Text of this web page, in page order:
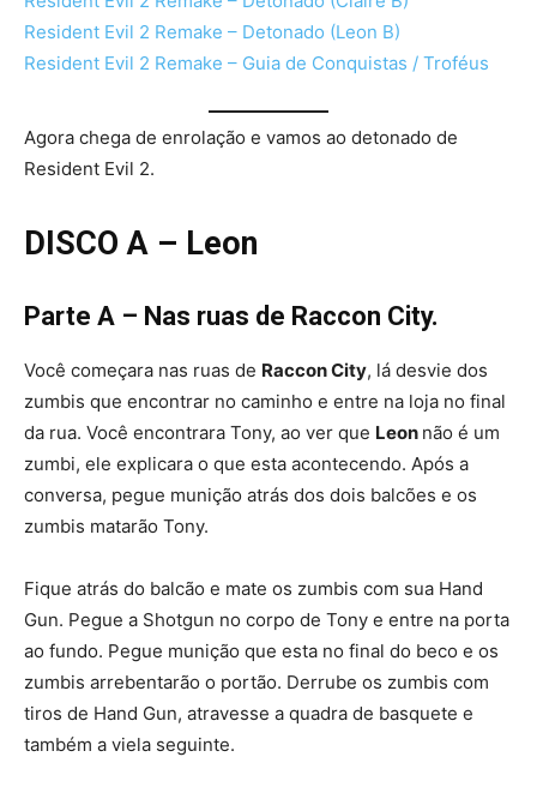
Resident Evil 2 Remake – Detonado (Leon B)
Resident Evil 2 Remake – Guia de Conquistas / Troféus
Agora chega de enrolação e vamos ao detonado de
Resident Evil 2.
DISCO A – Leon
Parte A – Nas ruas de Raccon City.
Você começara nas ruas de Raccon City, lá desvie dos
zumbis que encontrar no caminho e entre na loja no final
da rua. Você encontrara Tony, ao ver que Leon não é um
zumbi, ele explicara o que esta acontecendo. Após a
conversa, pegue munição atrás dos dois balcões e os
zumbis matarão Tony.
Fique atrás do balcão e mate os zumbis com sua Hand
Gun. Pegue a Shotgun no corpo de Tony e entre na porta
ao fundo. Pegue munição que esta no final do beco e os
zumbis arrebentarão o portão. Derrube os zumbis com
tiros de Hand Gun, atravesse a quadra de basquete e
também a viela seguinte.